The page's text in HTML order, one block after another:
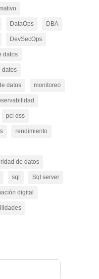
DataOps DBA
DevSecOps
datos
datos
datos monitoreo
pci dss
rendimiento
de datos
sql Sql server
digital